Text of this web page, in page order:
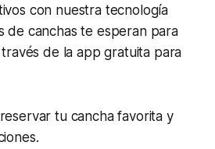
con nuestra tecnología
de canchas te esperan para
de la app gratuita para
tu cancha favorita y